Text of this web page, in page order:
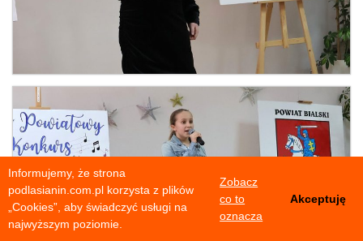
Informujemy, że strona
podlasianin.com.pl korzysta z plików
„Cookies”, aby świadczyć usługi na
najwyższym poziomie.
Zobacz
co to
oznacza
Akceptuję